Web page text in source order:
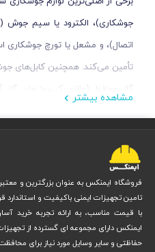
جوشکاری)، الکترود یا سیم جوش
اتصال)، و مشعل یا تورچ جوشکاری
تأمین می‌کند. همچنین کابل‌های
گاز محافظ (مانند کپسول‌های
است. به عنوان مثال، ماسک یا
چشم‌ها و صورت در برابر
ایمنی برای محافظت از بدن، و
استنشاق گازهای زیان‌آور استفاده
همچنین ابزارهایی مانند چکش
مشاهده بیشتر
فروشگاه ایمنکس به عنوان بزرگترین و
تامین تجهیزات ایمنی باکیفیت و استاندارد
با قیمت مناسب، به ارائه تجربه خرید
ایمنکس دارای مجموعه ای گسترده از
حفاظتی و سایر وسایل مورد نیاز برای